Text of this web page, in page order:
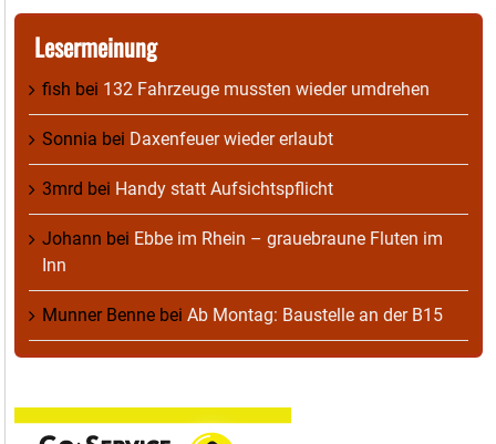
Lesermeinung
fish bei 132 Fahrzeuge mussten wieder umdrehen
Sonnia bei Daxenfeuer wieder erlaubt
3mrd bei Handy statt Aufsichtspflicht
Johann bei Ebbe im Rhein – grauebraune Fluten im
Inn
Munner Benne bei Ab Montag: Baustelle an der B15